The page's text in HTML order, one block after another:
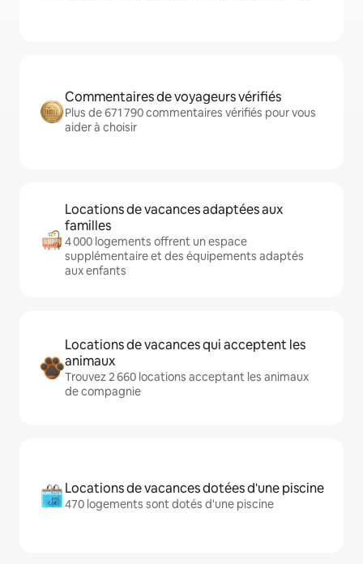
Commentaires de voyageurs vérifiés
Plus de 671 790 commentaires vérifiés pour vous
aider à choisir
Locations de vacances adaptées aux
familles
4 000 logements offrent un espace
supplémentaire et des équipements adaptés
aux enfants
Locations de vacances qui acceptent les
animaux
Trouvez 2 660 locations acceptant les animaux
de compagnie
Locations de vacances dotées d'une piscine
470 logements sont dotés d'une piscine